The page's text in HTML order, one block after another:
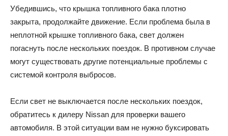
Убедившись, что крышка топливного бака плотно
закрыта, продолжайте движение. Если проблема была в
неплотной крышке топливного бака, свет должен
погаснуть после нескольких поездок. В противном случае
могут существовать другие потенциальные проблемы с
системой контроля выбросов.
Если свет не выключается после нескольких поездок,
обратитесь к дилеру Nissan для проверки вашего
автомобиля. В этой ситуации вам не нужно буксировать